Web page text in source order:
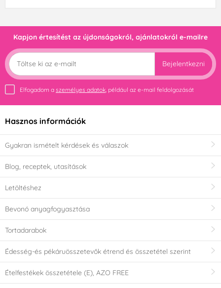
Kapjon értesítést az újdonságokról, ajánlatokról e-mailre
Bejelentkezni
Elfogadom a személyes adatok , például az e-mail feldolgozását
Hasznos információk
Gyakran ismételt kérdések és válaszok
Blog, receptek, utasítások
Letöltéshez
Bevonó anyagfogyasztása
Tortadarabok
Édesség-és pékáruösszetevők étrend és összetétel szerint
Ételfestékek összetétele (E), AZO FREE